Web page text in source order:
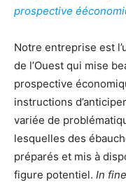
prospective é
Notre entreprise est
de l’Ouest qui mise
prospective
instructions
variée de
lesquelles des
préparés et mis à
figure potentiel. In fine